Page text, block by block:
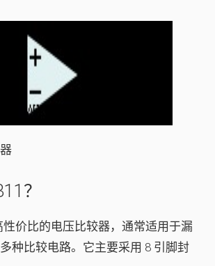
？
性价比的电压比较器，通常适用于漏
种比较电路。它主要采用 8 引脚封